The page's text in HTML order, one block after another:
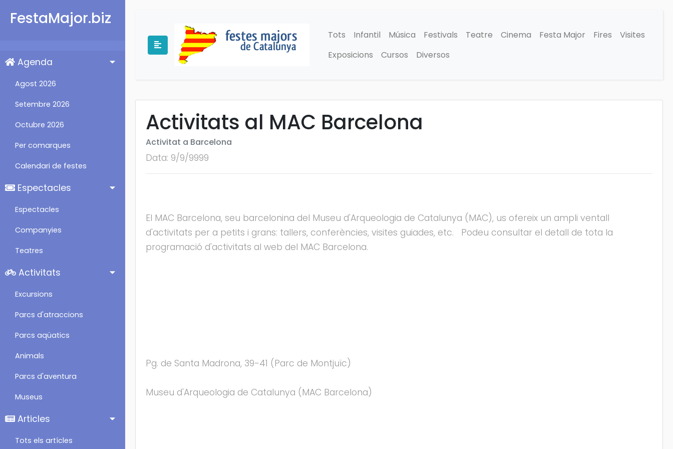
FestaMajor.biz
Agenda
Agost 2026
Setembre 2026
Octubre 2026
Per comarques
Calendari de festes
Espectacles
Espectacles
Companyies
Teatres
Activitats
Excursions
Parcs d'atraccions
Parcs aqüatics
Animals
Parcs d'aventura
Museus
Articles
Tots els artícles
Tots Infantil Música Festivals Teatre Cinema Festa Major Fires
Visites
Exposicions
Cursos Diversos
Activitats al MAC Barcelona
Activitat a Barcelona
Data: 9/9/9999
El MAC Barcelona, seu barcelonina del Museu d'Arqueologia de Catalunya (MAC), us ofereix un ampli ventall
d'activitats per a petits i grans: tallers, conferències, visites guiades, etc. Podeu consultar el detall de tota la
programació d'activitats al web del MAC Barcelona.
Pg. de Santa Madrona, 39-41 (Parc de Montjuïc)
Museu d'Arqueologia de Catalunya (MAC Barcelona)